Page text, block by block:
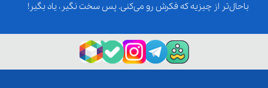
باحال‌تر از چیزیه که فکرش رو می‌کنی. پس سخت نگیر، یاد بگیر!